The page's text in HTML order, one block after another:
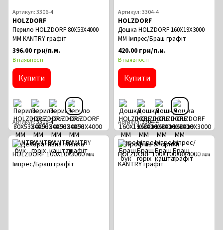
Артикул: 3306-4
HOLZDORF
Перило HOLZDORF 80Х53Х4000
ММ KANTRY графіт
396.00 грн/п.м.
В наявності
Купити
Артикул 3306-4
Артикул: 3304-4
HOLZDORF
Дошка HOLZDORF 160Х19Х3000
ММ Імпрес/Браш графіт
420.00 грн/п.м.
В наявності
Купити
Артикул 3304-4